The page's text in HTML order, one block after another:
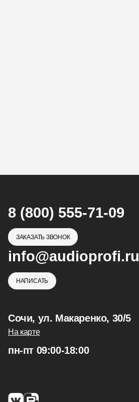
8 (800) 555-71-09
ЗАКАЗАТЬ ЗВОНОК
info@audioprofi.ru
НАПИСАТЬ
Сочи, ул. Макаренко, 30/5
На карте
пн-пт 09:00-18:00